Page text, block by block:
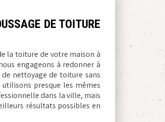
DE TOITURE
la toiture de votre maison à
engageons à redonner à
nettoyage de toiture sans
presque les mêmes
dans la ville, mais
résultats possibles en